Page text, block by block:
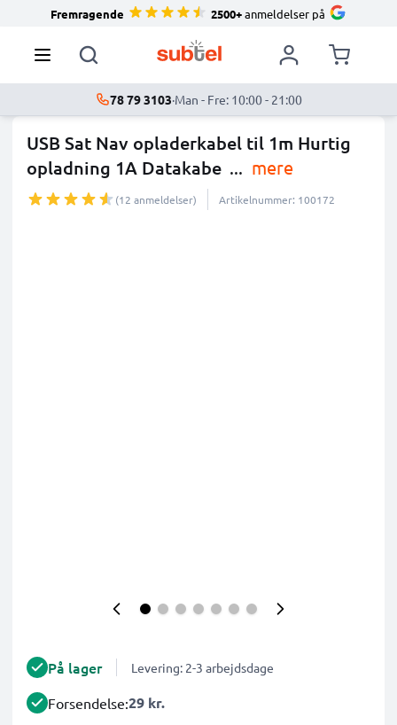
Fremragende 2500+anmeldelser på
78 79 3103·Man - Fre: 10:00 - 21:00
USB Sat Nav opladerkabel til 1m Hurtig
opladning 1A Datakabe ... mere
(12 anmeldelser) Artikelnummer: 100172
På lager Levering: 2-3 arbejdsdage
Forsendelse:29 kr.